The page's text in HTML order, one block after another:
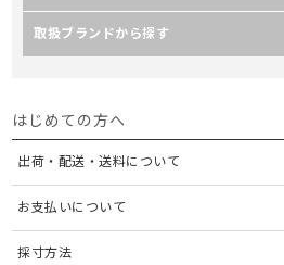
取扱ブランドから探す
はじめての方へ
出荷・配送・送料について
お支払いについて
採寸方法